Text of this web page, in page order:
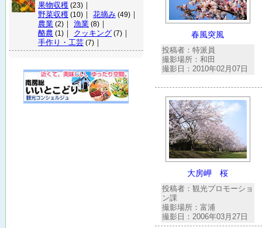
果物収穫 (23) ｜
野菜収穫 (10) ｜ 花摘み (49) ｜
農業 (2) ｜ 漁業 (8) ｜
酪農 (1) ｜ クッキング (7) ｜
手作り・工芸 (7) ｜
春風突風
投稿者：特派員
撮影場所：和田
撮影日：2010年02月07日
大房岬 桜
投稿者：観光プロモーショ
ン課
撮影場所：富浦
撮影日：2006年03月27日